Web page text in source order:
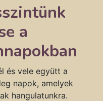
a
és vele együtt a
napok, amelyek
hangulatunkra.